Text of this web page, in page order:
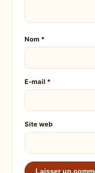
Nom *
E-mail *
Site web